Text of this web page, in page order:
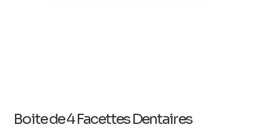
Boite de 4 Facettes Dentaires